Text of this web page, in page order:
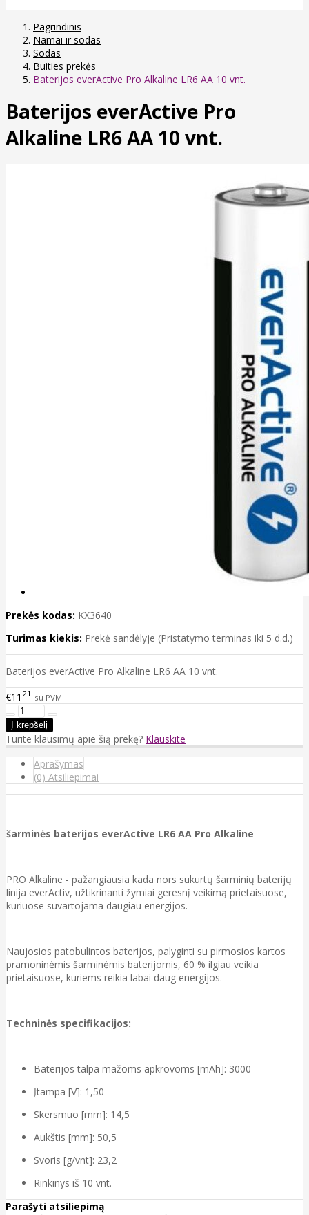
Pagrindinis
Namai ir sodas
Sodas
Buities prekės
Baterijos everActive Pro Alkaline LR6 AA 10 vnt.
Baterijos everActive Pro
Alkaline LR6 AA 10 vnt.
Prekės kodas: KX3640
Turimas kiekis: Prekė sandėlyje (Pristatymo terminas iki 5 d.d.)
Baterijos everActive Pro Alkaline LR6 AA 10 vnt.
€11 21 su PVM
Turite klausimų apie šią prekę? Klauskite
Aprašymas
(0) Atsiliepimai
šarminės baterijos everActive LR6 AA Pro Alkaline
PRO Alkaline - pažangiausia kada nors sukurtų šarminių baterijų
linija everActiv, užtikrinanti žymiai geresnį veikimą prietaisuose,
kuriuose suvartojama daugiau energijos.
Naujosios patobulintos baterijos, palyginti su pirmosios kartos
pramoninėmis šarminėmis baterijomis, 60 % ilgiau veikia
prietaisuose, kuriems reikia labai daug energijos.
Techninės specifikacijos:
Baterijos talpa mažoms apkrovoms [mAh]: 3000
Įtampa [V]: 1,50
Skersmuo [mm]: 14,5
Aukštis [mm]: 50,5
Svoris [g/vnt]: 23,2
Rinkinys iš 10 vnt.
Parašyti atsiliepimą